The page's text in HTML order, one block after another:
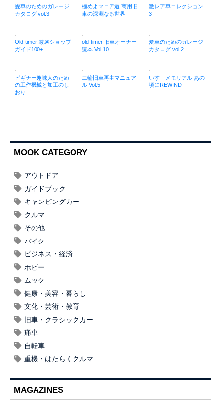
愛車のためのガレージ
カタログ vol.3
極めよマニア道 商用旧
車の深淵なる世界
激レア車コレクション
3
Old-timer 厳選ショップ
ガイド100+
old-timer 旧車オーナー
読本 Vol.10
愛車のためのガレージ
カタログ vol.2
ビギナー趣味人のため
の工作機械と加工のし
おり
二輪旧車再生マニュア
ル Vol.5
いすゞメモリアル あの
頃にREWIND
MOOK CATEGORY
アウトドア
ガイドブック
キャンピングカー
クルマ
その他
バイク
ビジネス・経済
ホビー
ムック
健康・美容・暮らし
文化・芸術・教育
旧車・クラシックカー
痛車
自転車
重機・はたらくクルマ
MAGAZINES